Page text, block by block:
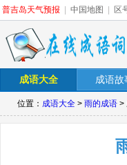
普吉岛天气预报 中国地图 区
成语大全 成语故
位置： 成语大全 > 雨的成语 >